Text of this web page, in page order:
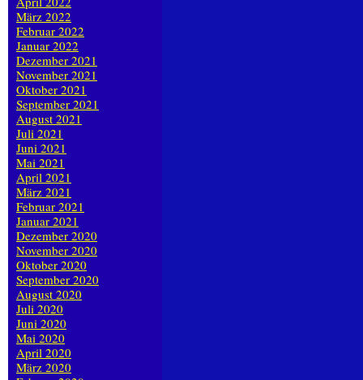
März 2022
Februar 2022
Januar 2022
Dezember 2021
November 2021
Oktober 2021
September 2021
August 2021
Juli 2021
Juni 2021
Mai 2021
April 2021
März 2021
Februar 2021
Januar 2021
Dezember 2020
November 2020
Oktober 2020
September 2020
August 2020
Juli 2020
Juni 2020
Mai 2020
April 2020
März 2020